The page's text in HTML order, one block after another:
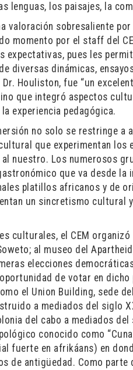
lenguas, los paisajes, la
valoración sobresaliente
momento por el staff del
expectativas, pues les
diversas dinámicas,
Houliston, fue “un
que integró aspectos
experiencia pedagógica.
no solo se restringe a
que experimentan los
nuestro. Los numerosos
que va desde la
platillos africanos y de
un sincretismo cultural
culturales, el CEM
al museo del
elecciones
de votar en
el Union Building, sede
a mediados del siglo
del cabo a mediados
conocido como
fuerte en afrikáans) en
de antigüedad. Como